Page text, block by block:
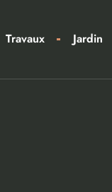
Travaux Jardin